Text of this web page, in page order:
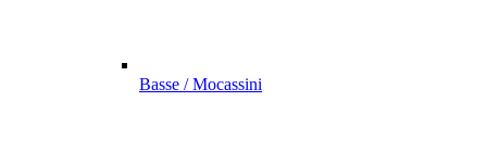
Basse / Mocassini